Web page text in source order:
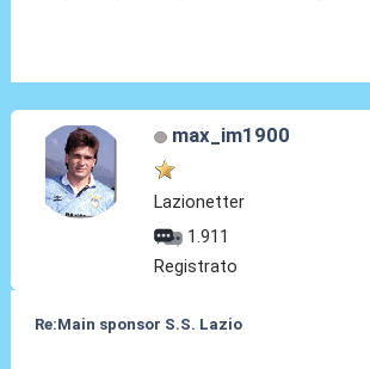
max_im1900
Lazionetter
1.911
Registrato
Re:Main sponsor S.S. Lazio